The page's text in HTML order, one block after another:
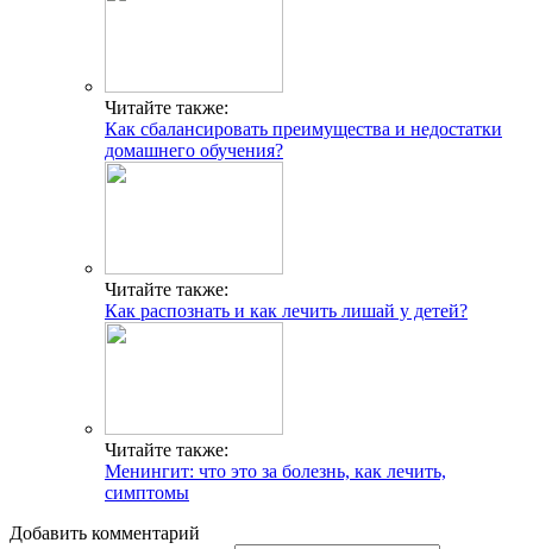
Читайте также:
Как сбалансировать преимущества и недостатки
домашнего обучения?
Читайте также:
Как распознать и как лечить лишай у детей?
Читайте также:
Менингит: что это за болезнь, как лечить,
симптомы
Добавить комментарий